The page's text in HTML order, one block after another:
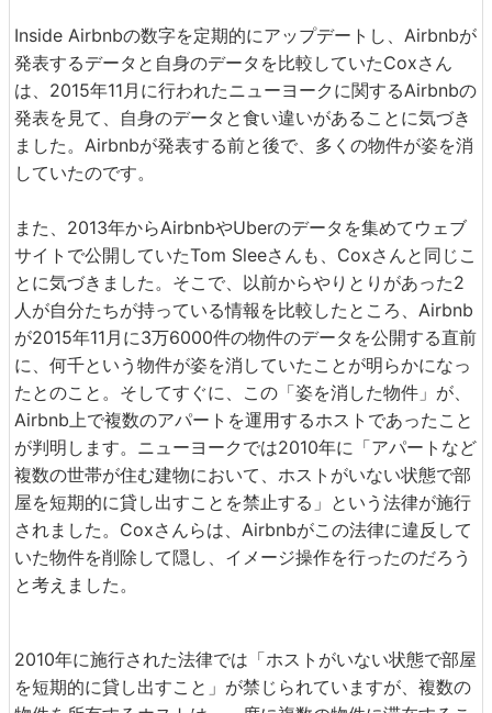
Inside Airbnbの数字を定期的にアップデートし、Airbnbが
発表するデータと自身のデータを比較していたCoxさん
は、2015年11月に行われたニューヨークに関するAirbnbの
発表を見て、自身のデータと食い違いがあることに気づき
ました。Airbnbが発表する前と後で、多くの物件が姿を消
していたのです。
また、2013年からAirbnbやUberのデータを集めてウェブ
サイトで公開していたTom Sleeさんも、Coxさんと同じこ
とに気づきました。そこで、以前からやりとりがあった2
人が自分たちが持っている情報を比較したところ、Airbnb
が2015年11月に3万6000件の物件のデータを公開する直前
に、何千という物件が姿を消していたことが明らかになっ
たとのこと。そしてすぐに、この「姿を消した物件」が、
Airbnb上で複数のアパートを運用するホストであったこと
が判明します。ニューヨークでは2010年に「アパートなど
複数の世帯が住む建物において、ホストがいない状態で部
屋を短期的に貸し出すことを禁止する」という法律が施行
されました。Coxさんらは、Airbnbがこの法律に違反して
いた物件を削除して隠し、イメージ操作を行ったのだろう
と考えました。
2010年に施行された法律では「ホストがいない状態で部屋
を短期的に貸し出すこと」が禁じられていますが、複数の